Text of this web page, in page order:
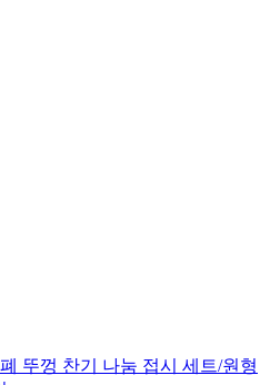
뚜껑 찬기 나눔 접시 세트/원형